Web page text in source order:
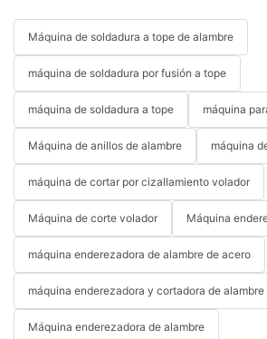
Máquina de soldadura a tope de alambre
máquina de soldadura por fusión a tope
máquina de soldadura a tope máquina
Máquina de anillos de alambre máquina
máquina de cortar por cizallamiento volador
Máquina de corte volador Máquina
máquina enderezadora de alambre de acero
máquina enderezadora y cortadora de alambre
Máquina enderezadora de alambre